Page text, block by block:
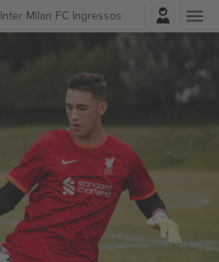
Inter Milan FC Ingressos
Entrar